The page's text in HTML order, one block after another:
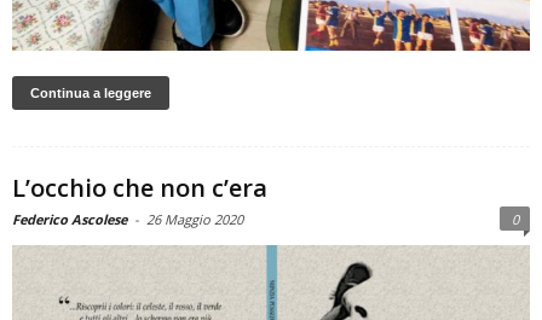
Continua a leggere
L’occhio che non c’era
Federico Ascolese - 26 Maggio 2020 0